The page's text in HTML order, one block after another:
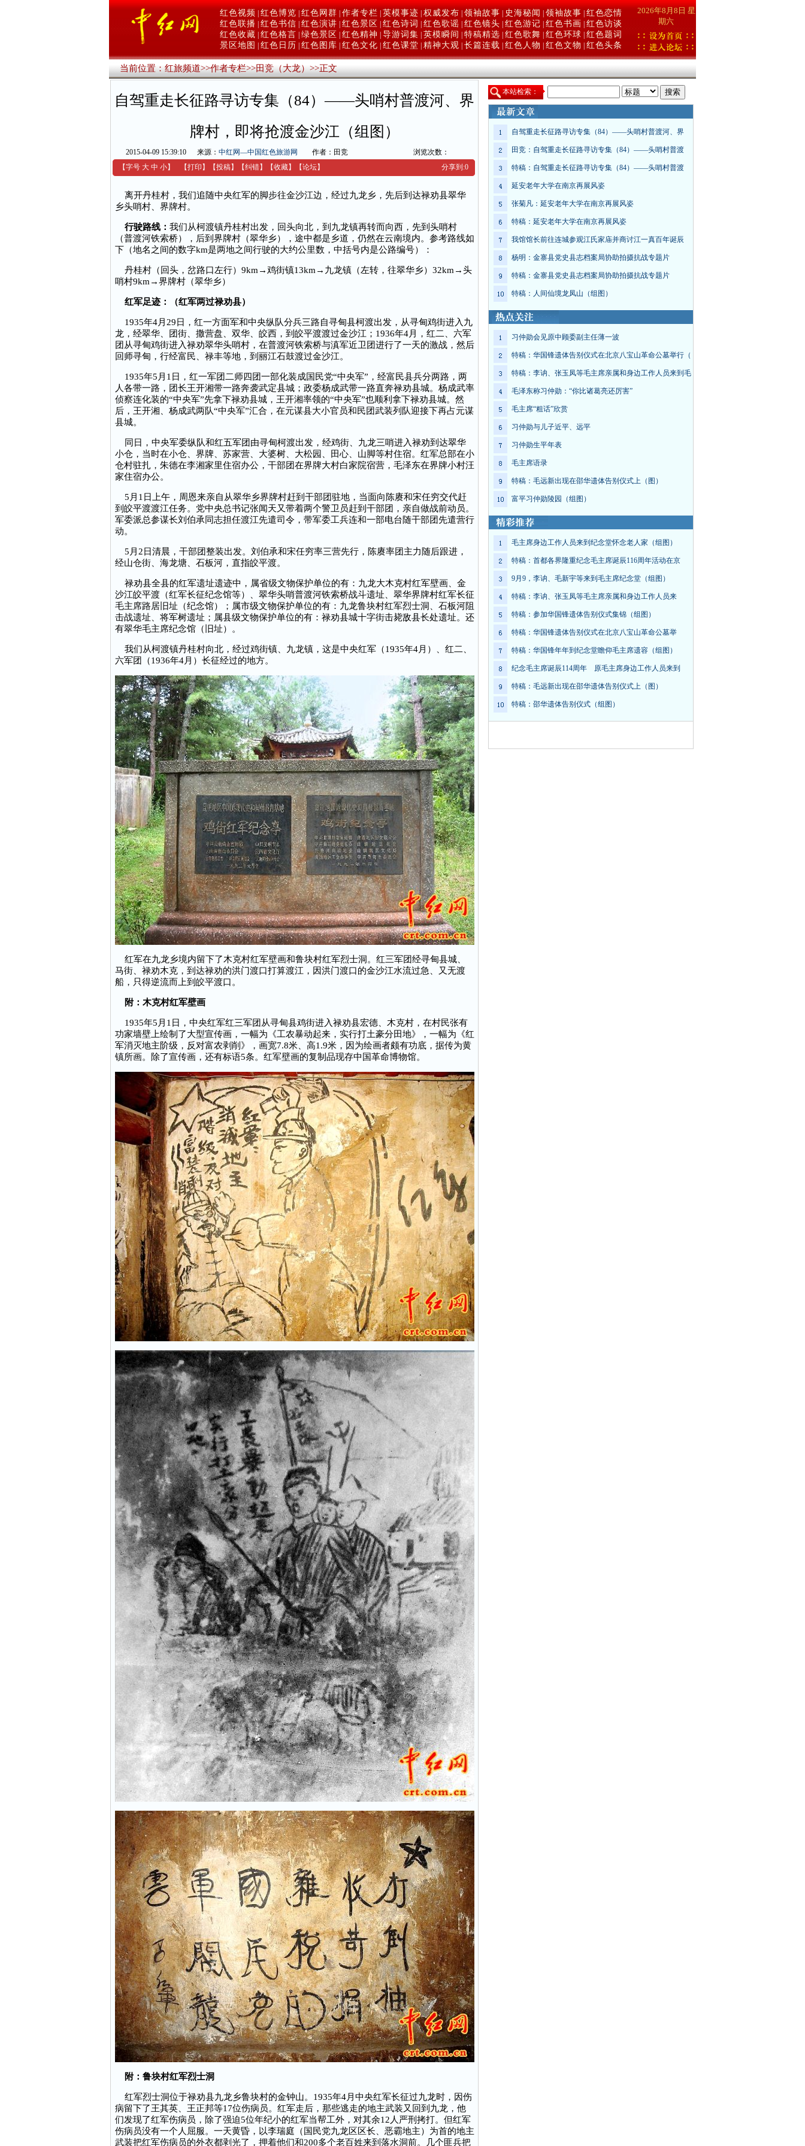
红色视频 红色博览 红色网群 作者专栏 英模事迹 权威发布 领袖故事 史海秘闻 领袖故事 红色恋情
红色联播 红色书信 红色演讲 红色景区 红色诗词 红色歌谣 红色镜头 红色游记 红色书画
红色访谈
红色收藏 红色格言 绿色景区 红色精神 导游词集 英模瞬间 特稿精选 红色歌舞 红色环球 红色题词
景区地图
红色日历 红色图库 红色文化 红色课堂 精神大观 长篇连载 红色人物 红色文物 红色头条
2026年8月8日 星
期六
当前位置：红旅频道>>作者专栏>>田竞（大龙）>>正文
自驾重走长征路寻访专集（84）——头哨村普渡河、界
牌村，即将抢渡金沙江（组图）
2015-04-09 15:39:10 来源： 中红网—中国红色旅游网 作者：田竞
浏览次数：
【字号 大 中 小】 【打印 】 【投稿】 【纠错】 【收藏】 【论坛】 分享到:0
离开丹桂村，我们追随中央红军的脚步往金沙江边，经过九龙乡，先后到达禄劝县翠华
乡头哨村、界牌村。
行驶路线： 我们从柯渡镇丹桂村出发，回头向北，到九龙镇再转而向西，先到头哨村
（普渡河铁索桥），后到界牌村（翠华乡），途中都是乡道，仍然在云南境内。参考路线如
下（地名之间的数字km是两地之间行驶的大约公里数，中括号内是公路编号）：
丹桂村（回头，岔路口左行）9km→鸡街镇13km→九龙镇（左转，往翠华乡）32km→头
哨村9km→界牌村（翠华乡）
红军足迹：（红军两过禄劝县）
1935年4月29日，红一方面军和中央纵队分兵三路自寻甸县柯渡出发，从寻甸鸡街进入九
龙，经翠华、团街、撒营盘、双华、皎西，到皎平渡渡过金沙江；1936年4月，红二、六军
团从寻甸鸡街进入禄劝翠华头哨村，在普渡河铁索桥与滇军近卫团进行了一天的激战，然后
回师寻甸，行经富民、禄丰等地，到丽江石鼓渡过金沙江。
1935年5月1日，红一军团二师四团一部化装成国民党“中央军”，经富民县兵分两路，两
人各带一路，团长王开湘带一路奔袭武定县城；政委杨成武带一路直奔禄劝县城。杨成武率
侦察连化装的“中央军”先拿下禄劝县城，王开湘率领的“中央军”也顺利拿下禄劝县城。然
后，王开湘、杨成武两队“中央军”汇合，在元谋县大小官员和民团武装列队迎接下再占元谋
县城。
同日，中央军委纵队和红五军团由寻甸柯渡出发，经鸡街、九龙三哨进入禄劝到达翠华
小仓，当时在小仓、界牌、苏家营、大婆树、大松园、田心、山脚等村住宿。红军总部在小
仓村驻扎，朱德在李湘家里住宿办公，干部团在界牌大村白家院宿营，毛泽东在界牌小村汪
家住宿办公。
5月1日上午，周恩来亲自从翠华乡界牌村赶到干部团驻地，当面向陈赓和宋任穷交代赶
到皎平渡渡江任务。党中央总书记张闻天又带着两个警卫员赶到干部团，亲自做战前动员。
军委派总参谋长刘伯承同志担任渡江先遣司令，带军委工兵连和一部电台随干部团先遣营行
动。
5月2日清晨，干部团整装出发。刘伯承和宋任穷率三营先行，陈赓率团主力随后跟进，
经山仓街、海龙塘、石板河，直指皎平渡。
禄劝县全县的红军遗址遗迹中，属省级文物保护单位的有：九龙大木克村红军壁画、金
沙江皎平渡（红军长征纪念馆等）、翠华头哨普渡河铁索桥战斗遗址、翠华界牌村红军长征
毛主席路居旧址（纪念馆）；属市级文物保护单位的有：九龙鲁块村红军烈士洞、石板河阻
击战遗址、将军树遗址；属县级文物保护单位的有：禄劝县城十字街击毙敌县长处遗址。还
有翠华毛主席纪念馆（旧址）。
我们从柯渡镇丹桂村向北，经过鸡街镇、九龙镇，这是中央红军（1935年4月）、红二、
六军团（1936年4月）长征经过的地方。
红军在九龙乡境内留下了木克村红军壁画和鲁块村红军烈士洞。红三军团经寻甸县城、
马街、禄劝木克，到达禄劝的洪门渡口打算渡江，因洪门渡口的金沙江水流过急、又无渡
船，只得逆流而上到皎平渡口。
附：木克村红军壁画
1935年5月1日，中央红军红三军团从寻甸县鸡街进入禄劝县宏德、木克村，在村民张有
功家墙壁上绘制了大型宣传画，一幅为《工农暴动起来，实行打土豪分田地》，一幅为《红
军消灭地主阶级，反对富农剥削》，画宽7.8米、高1.9米，因为绘画者颇有功底，据传为黄
镇所画。除了宣传画，还有标语5条。红军壁画的复制品现存中国革命博物馆。
附：鲁块村红军烈士洞
红军烈士洞位于禄劝县九龙乡鲁块村的金钟山。1935年4月中央红军长征过九龙时，因伤
病留下了王其英、王正邦等17位伤病员。红军走后，那些逃走的地主武装又回到九龙，他
们发现了红军伤病员，除了强迫5位年纪小的红军当帮工外，对其余12人严刑拷打。但红军
伤病员没有一个人屈服。一天黄昏，以李瑞庭（国民党九龙区区长、恶霸地主）为首的地主
武装把红军伤病员的外衣都剥光了，押着他们和200多个老百姓来到落水洞前。几个匪兵把
本站检索：
自驾重走长征路寻访专集（84）——头哨村普渡河、界
田竞：自驾重走长征路寻访专集（84）——头哨村普渡
特稿：自驾重走长征路寻访专集（84）——头哨村普渡
延安老年大学在南京再展风姿
张菊凡：延安老年大学在南京再展风姿
特稿：延安老年大学在南京再展风姿
我馆馆长前往连城参观江氏家庙并商讨江一真百年诞辰
杨明：金寨县党史县志档案局协助拍摄抗战专题片
特稿：金寨县党史县志档案局协助拍摄抗战专题片
特稿：人间仙境龙凤山（组图）
习仲勋会见原中顾委副主任薄一波
特稿：华国锋遗体告别仪式在北京八宝山革命公墓举行（
特稿：李讷、张玉凤等毛主席亲属和身边工作人员来到毛
毛泽东称习仲勋：“你比诸葛亮还厉害”
毛主席“粗话”欣赏
习仲勋与儿子近平、远平
习仲勋生平年表
毛主席语录
特稿：毛远新出现在邵华遗体告别仪式上（图）
富平习仲勋陵园（组图）
毛主席身边工作人员来到纪念堂怀念老人家（组图）
特稿：首都各界隆重纪念毛主席诞辰116周年活动在京
9月9，李讷、毛新宇等来到毛主席纪念堂（组图）
特稿：李讷、张玉凤等毛主席亲属和身边工作人员来
特稿：参加华国锋遗体告别仪式集锦（组图）
特稿：华国锋遗体告别仪式在北京八宝山革命公墓举
特稿：华国锋年年到纪念堂瞻仰毛主席遗容（组图）
纪念毛主席诞辰114周年 原毛主席身边工作人员来到
特稿：毛远新出现在邵华遗体告别仪式上（图）
特稿：邵华遗体告别仪式（组图）